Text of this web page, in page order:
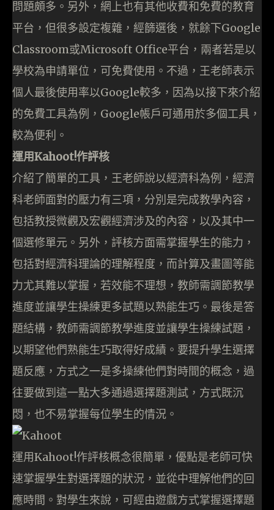
問題頗多。另外，網上也有其他收費和免費的教育
平台，但很多設定複雜，經篩選後，就餘下Google
Classroom或Microsoft Office平台，兩者若是以
學校為申請單位，可免費使用。不過，王老師表示
個人最後使用率以Google較多，因為以接下來介紹
的免費工具為例，Google帳戶可通用於多個工具，
較為便利。
運用Kahoot!作評核
介紹了簡單的工具，王老師說以經濟科為例，經濟
科老師面對的壓力有三項，分別是完成教學內容，
包括教授微觀及宏觀經濟涉及的內容，以及其中一
個選修單元。另外，評核方面需掌握學生的能力，
包括對經濟科理論的理解程度，而計算及畫圖等能
力尤其難以掌握，若效能不理想，教師需調節教學
進度並讓學生操練更多試題以熟能生巧。最後是答
題結構，教師需調節教學進度並讓學生操練試題，
以期望他們熟能生巧取得好成績。要提升學生選擇
題反應，方式之一是多操練他們對時間的概念，過
往要做到這一點大多通過選擇題測試，方式既沉
悶，也不易掌握每位學生的情況。
運用Kahoot!作評核概念很簡單，優點是老師可快
速掌握學生對選擇題的狀況，並從中理解他們的回
應時間。對學生來說，可經由遊戲方式掌握選擇題